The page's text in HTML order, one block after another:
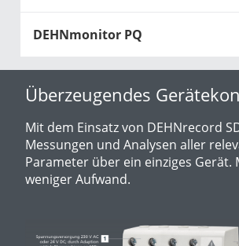
DEHNmonitor PQ
Überzeugendes
Mit dem Einsatz von DEHNrecord
Messungen und Analysen aller
Parameter über ein einziges Gerät.
weniger Aufwand.